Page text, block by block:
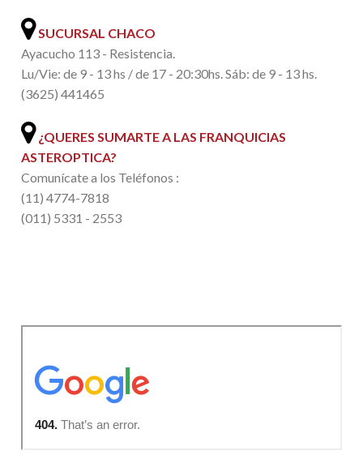
SUCURSAL CHACO
Ayacucho 113 - Resistencia.
Lu/Vie: de 9 - 13 hs / de 17 - 20:30hs. Sáb: de 9 - 13 hs.
(3625) 441465
¿QUERES SUMARTE A LAS FRANQUICIAS
ASTEROPTICA?
Comunícate a los Teléfonos :
(11) 4774-7818
(011) 5331 - 2553